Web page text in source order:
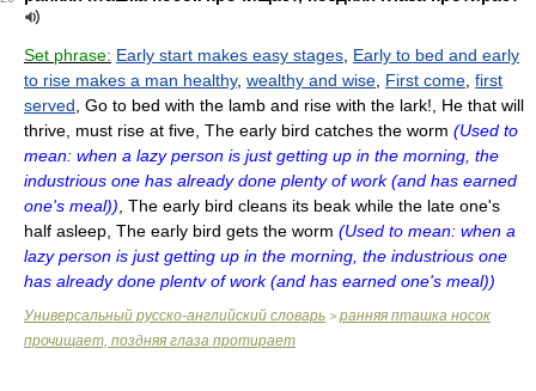
Set phrase: Early start makes easy stages Early to bed and early
to rise makes a man healthy, wealthy and wise First come first
served , Go to bed with the lamb and rise with the lark!, He that will
thrive, must rise at five, The early bird catches the worm (Used to
mean: when a lazy person is just getting up in the morning, the
industrious one has already done plenty of work (and has earned
one's meal)) , The early bird cleans its beak while the late one's
half asleep, The early bird gets the worm (Used to mean: when a
lazy person is just getting up in the morning, the industrious one
has already done plentv of work (and has earned one's meal))
Универсальный русско-английский словарь > ранняя пташка носок
прочищает, поздняя глаза протирает